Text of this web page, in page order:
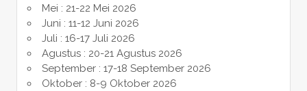
Mei : 21-22 Mei 2026
Juni : 11-12 Juni 2026
Juli : 16-17 Juli 2026
Agustus : 20-21 Agustus 2026
September : 17-18 September 2026
Oktober : 8-9 Oktober 2026